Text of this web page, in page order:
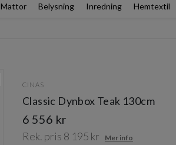
Mattor Belysning Inredning Hemtextil
CINAS
Classic Dynbox Teak 130cm
6 556 kr
Rek. pris 8 195 kr Mer info